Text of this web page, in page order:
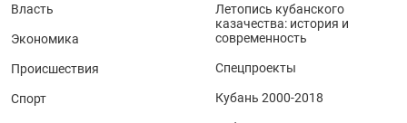
Власть
Экономика
Происшествия
Спорт
Летопись кубанского
казачества: история и
современность
Спецпроекты
Кубань 2000-2018